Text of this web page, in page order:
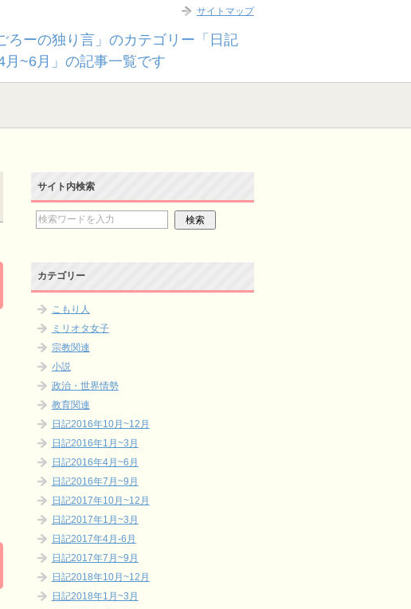
ろーの独り言」のカテゴリー「日記
月~6月」の記事一覧です
サイト内検索
カテゴリー
こもり人
ミリオタ女子
宗教関連
小説
政治・世界情勢
教育関連
日記2016年10月~12月
日記2016年1月~3月
日記2016年4月~6月
日記2016年7月~9月
日記2017年10月~12月
日記2017年1月~3月
日記2017年4月-6月
日記2017年7月~9月
日記2018年10月~12月
日記2018年1月~3月
サイトマップ